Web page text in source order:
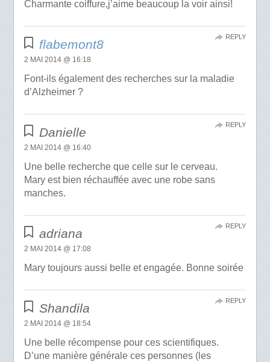
Charmante coiffure,j’aime beaucoup la voir ainsi!
flabemont8
2 MAI 2014 @ 16:18
Font-ils également des recherches sur la maladie
d’Alzheimer ?
REPLY
Danielle
2 MAI 2014 @ 16:40
Une belle recherche que celle sur le cerveau.
Mary est bien réchauffée avec une robe sans
manches.
REPLY
adriana
2 MAI 2014 @ 17:08
Mary toujours aussi belle et engagée. Bonne soirée
REPLY
Shandila
2 MAI 2014 @ 18:54
Une belle récompense pour ces scientifiques.
D’une manière générale ces personnes (les
REPLY